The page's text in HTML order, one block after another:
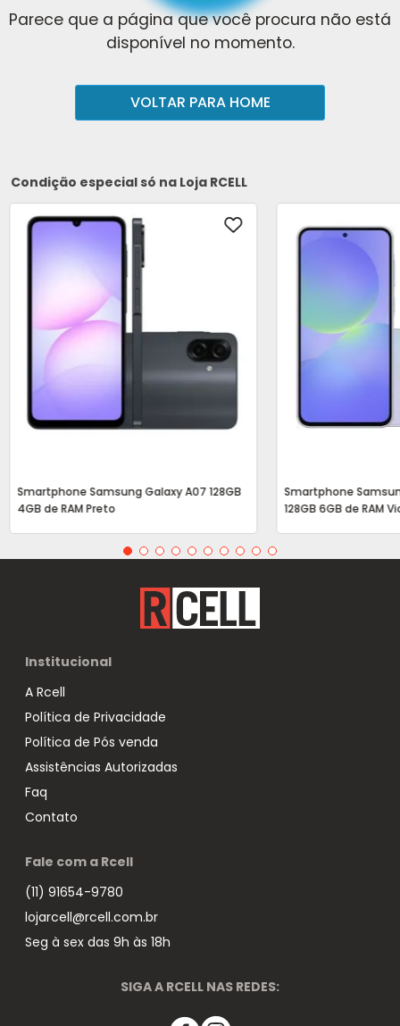
Parece que a página que você procura não está
disponível no momento.
VOLTAR PARA HOME
Condição especial só na Loja RCELL
Smartphone Samsung Galaxy A07 128GB
4GB de RAM Preto
Smartphone
128GB 6GB de RAM
Institucional
A Rcell
Política de Privacidade
Política de Pós venda
Assistências Autorizadas
Faq
Contato
Fale com a Rcell
(11) 91654-9780
lojarcell@rcell.com.br
Seg à sex das 9h às 18h
SIGA A RCELL NAS REDES: